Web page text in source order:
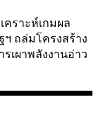
ราะห์เกมผล
ถล่มโครงสร้าง
เผาพลังงานอ่าว